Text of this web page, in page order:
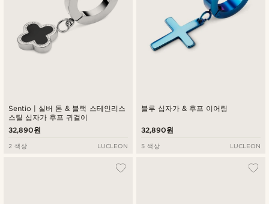
Sentio | 실버 톤 & 블랙 스테인리스
스틸 십자가 후프 귀걸이
32,890원
2 색상 LUCLEON
블루 십자가 & 후프 이어링
32,890원
5 색상 LUCLEON